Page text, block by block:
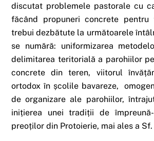
discutat problemele pastorale cu
făcând propuneri concrete pentru
trebui dezbătute la următoarele
se numără: uniformizarea
delimitarea teritorială a parohiilor
concrete din teren, viitorul
ortodox în școlile bavareze,
de organizare ale parohiilor,
inițierea unei tradiții de
preoților din Protoierie, mai ales a Sf.